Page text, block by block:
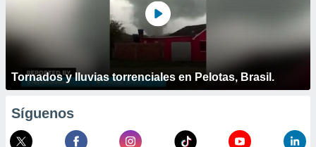
Tornados y lluvias torrenciales en Pelotas, Brasil.
Síguenos